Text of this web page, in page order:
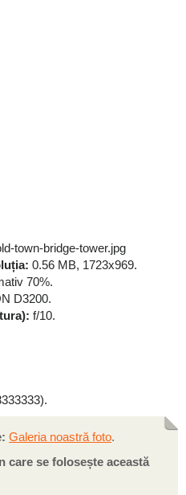
town-bridge-tower.jpg
0.56 MB, 1723x969.
70%.
D3200.
f/10.
Galeria noastră foto.
care se folosește această